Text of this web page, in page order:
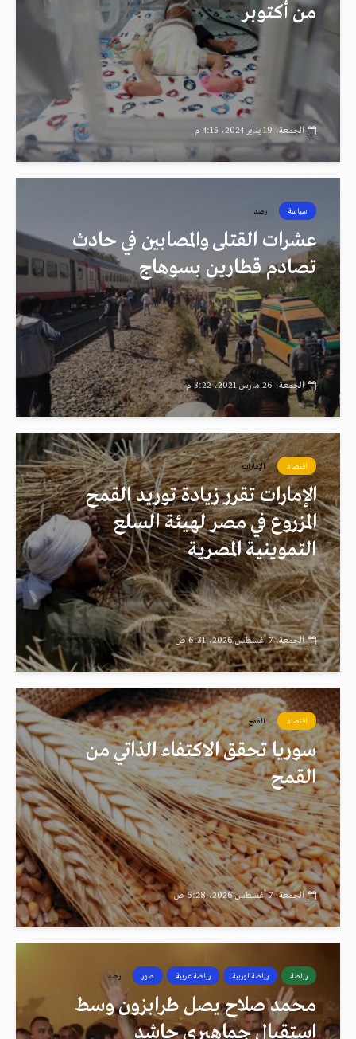
من أكتوبر
الجمعة، 19 يناير 2024، 4:15 م
سياسة رصد
عشرات القتلى والمصابين في حادث
تصادم قطارين بسوهاج
الجمعة، 26 مارس 2021، 3:22 م
اقتصاد الإمارات
الإمارات تقرر زيادة توريد القمح
المزروع في مصر لهيئة السلع
التموينية المصرية
الجمعة، 7 أغسطس 2026، 6:31 ص
اقتصاد القمح
سوريا تحقق الاكتفاء الذاتي من
القمح
الجمعة، 7 أغسطس 2026، 6:28 ص
رياضة رياضة اوربية رياضة عربية صور رصد
محمد صلاح يصل طرابزون وسط
استقبال جماهيري حاشد